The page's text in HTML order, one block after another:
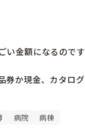
い金額になるので
券か現金、カタロ
病院 病棟